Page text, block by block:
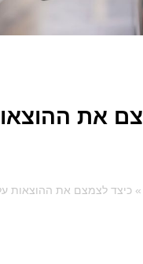
את
» כיצד לצמצם את ההוצאות